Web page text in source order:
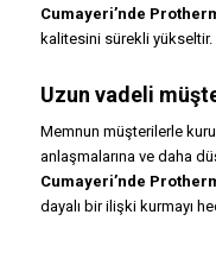
Cumayeri’nde
kalitesini sürekli yükseltir.
Uzun vadeli
Memnun müşterilerle
anlaşmalarına ve daha
Cumayeri’nde
dayalı bir ilişki kurmayı